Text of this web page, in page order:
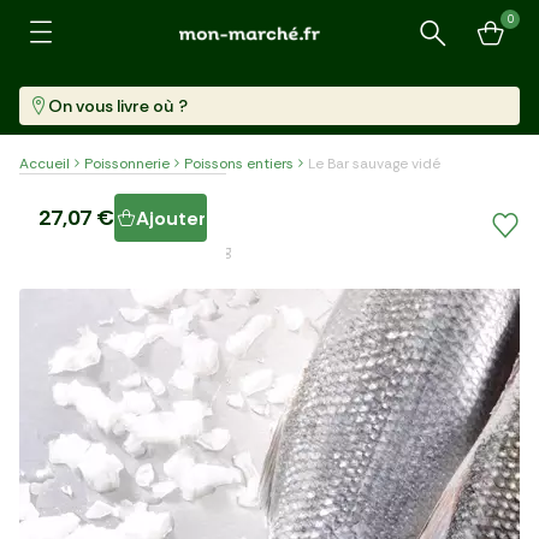
Recherche
0
On vous livre où ?
Accueil Poissonnerie Poissons entiers Le Bar sauvage vidé
Le Bar sauvage vidé
36,09 €/kg
27,07 € Ajouter